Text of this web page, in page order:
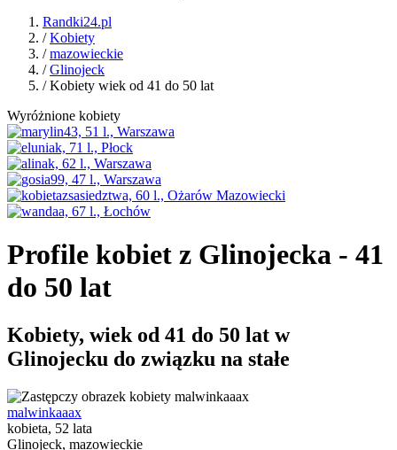
Randki24.pl
/Kobiety
/mazowieckie
/Glinojeck
/ Kobiety wiek od 41 do 50 lat
Wyróżnione kobiety
Profile kobiet z Glinojecka - 41
do 50 lat
Kobiety, wiek od 41 do 50 lat w
Glinojecku do związku na stałe
malwinkaaax
kobieta, 52 lata
Glinojeck, mazowieckie